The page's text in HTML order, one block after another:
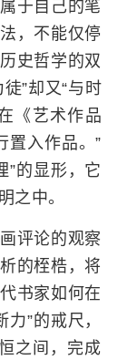
于自己的笔
，不能仅停
史哲学的双
”却又“与时
《艺术作品
置入作品。”
”的显形，它
之中。
评论的观察
的桎梏，将
书家如何在
”的戒尺，
之间，完成